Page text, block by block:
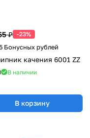
₽ -23%
Бонусных рублей
качения 6001 ZZ
В наличии
В корзину